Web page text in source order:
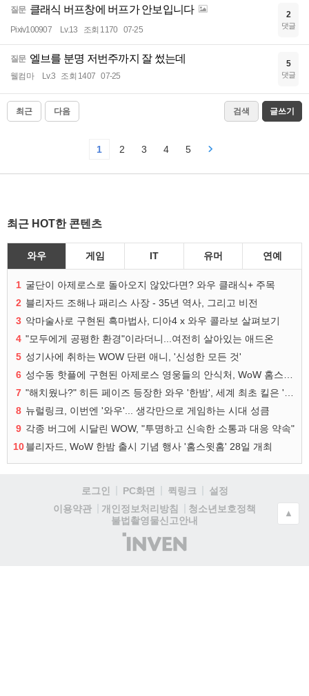
질문 클래식 버프창에 버프가 안보입니다
Pixiv100907 Lv.13 조회 1170 07-25
2
댓글
질문 엘브를 분명 저번주까지 잘 썼는데
웰컴마 Lv.3 조회 1407 07-25
5
댓글
최근 다음 검색 글쓰기
1 2 3 4 5
최근 HOT한 콘텐츠
와우 게임 IT 유머 연예
1 굴단이 아제로스로 돌아오지 않았다면? 와우 클래식+ 주목
2 블리자드 조해나 패리스 사장 - 35년 역사, 그리고 비전
3 악마술사로 구현된 흑마법사, 디아4 x 와우 콜라보 살펴보기
4 "모두에게 공평한 환경"이라더니...여전히 살아있는 애드온
5 성기사에 취하는 WOW 단편 애니, '신성한 모든 것'
6
7
8 뉴럴링크, 이번엔 '와우'... 생각만으로 게임하는 시대 성큼
9 각종 버그에 시달린 WOW, "투명하고 신속한 소통과 대응 약속"
10블리자드, WoW 한밤 출시 기념 행사 '홈스윗홈' 28일 개최
로그인 PC화면 퀵링크
설정
이용약관
개인정보처리방침
청소년보호정책
불법촬영물신고안내
(주)
인
▲